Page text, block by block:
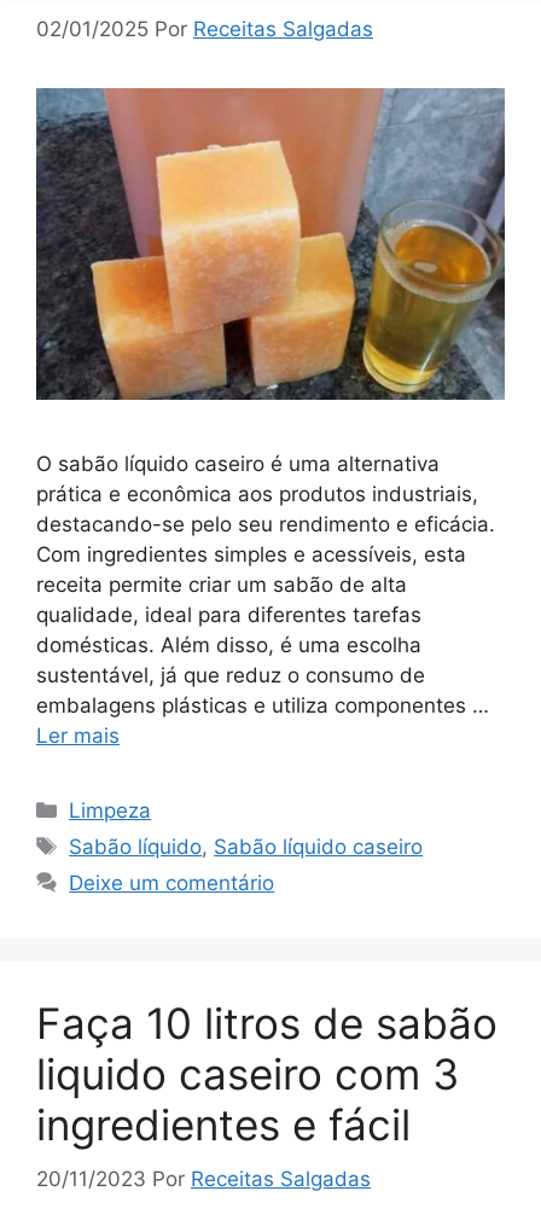
02/01/2025 Por Receitas Salgadas
O sabão líquido caseiro é uma alternativa
prática e econômica aos produtos industriais,
destacando-se pelo seu rendimento e eficácia.
Com ingredientes simples e acessíveis, esta
receita permite criar um sabão de alta
qualidade, ideal para diferentes tarefas
domésticas. Além disso, é uma escolha
sustentável, já que reduz o consumo de
embalagens plásticas e utiliza componentes …
Ler mais
Categorias
Limpeza
Tags
Sabão líquido, Sabão líquido caseiro
Deixe um comentário
Faça 10 litros de sabão
liquido caseiro com 3
ingredientes e fácil
20/11/2023 Por Receitas Salgadas